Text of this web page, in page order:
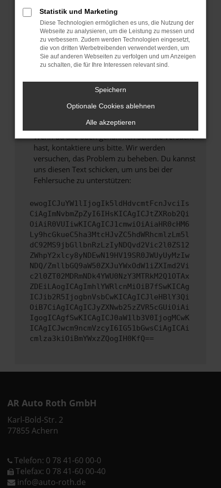
Starte dein Gerät neu.
Das kann manchmal helfen, vorübergehende
Probleme zu beheben.
Stelle sicher, dass dein Browser und dein
Betriebssystem auf dem neuesten Stand
sind.
Sicherheitsrisiko, sondern kann auch dazu
unterstützt werden.
Wende dich an den Webseitenbetreiber.
Wenn du alle oben genannten Schritte versucht
hast, kontaktiere uns bitte. Wir werden
versuchen, das Problem zu beheben. Du kannst
uns diesen Text schicken, um uns bei der
Fehlersuche zu unterstützen:
ewogICJuYW1lIjogIk5ldHdvcmtFcnJvciIs
CiAgImNvbmZpZyI6IHsKICAgICJtZXRob2Qi
OiAiR0VUIiwKICAgICJ1cmwiOiAiaHR0cHM6
Ly9hcGkueC5ha3MtcHJvZC5hdWRhcmlzLm5l
dC92MS9jbGllbnRzLzIyNDQvd2Vic2l0ZS12
ZWhpY2xlcy8yNDEwN19HV19SR0JWUyUyMzIw
NDQ/ZmllbGQ9aW50ZXJuYWxOdW1iZXImd2Vi
c2l0ZT02MDRmNDk4YWU0NzY3MTRkM2Q1OTAx
ZDEiLAogICAgImhlYWRlcnMiOiB7fSwKICAg
ICJib2R5IjogbnVsbCwKICAgICJleHBlY3Qi
OiB7CiAgICAgICJyZXNwb25zZVR5cGUiOiAi
IgogICAgfSwKICAgICJ0aW1lb3V0IjogMCwK
ICAgICJwcm9ncmVzcyI6IG51bGwsCiAgICAi
cmlza3kiOiBmYWxzZQogIH0KfQ==
AR Auto Roth GmbH
Karl-Bold-Str. 2
77855 Achern
Telefon: 0 78 41-60 00-0
Telefax: 0 78 41-60 00-40
info@auto-roth.de
Statistik und Marketing
Diese Technologien ermöglichen es uns, die Nutzung der
Webseite zu analysieren, um die Leistung zu messen und
zu verbessern. Zudem werden Technologien eingesetzt,
die von dritten Werbetreibenden verwendet werden, um
Sie auf anderen Webseiten zu verfolgen und um Anzeigen
zu schalten, die für Ihre Interessen relevant sind.
Speichern
Optionale Cookies ablehnen
Alle akzeptieren